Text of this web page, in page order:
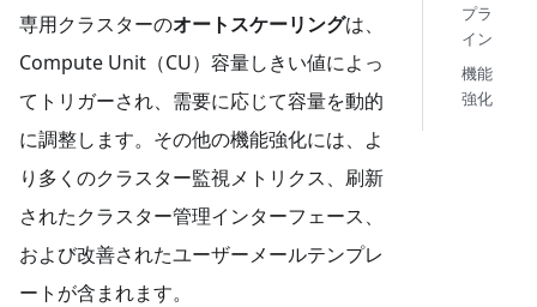
専用クラスターのオートスケーリングは、
Compute Unit（CU）容量しきい値によっ
てトリガーされ、需要に応じて容量を動的
に調整します。その他の機能強化には、よ
り多くのクラスター監視メトリクス、刷新
されたクラスター管理インターフェース、
および改善されたユーザーメールテンプレ
ートが含まれます。
プラ
イン
機能
強化